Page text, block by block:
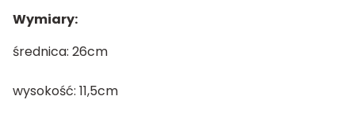
Wymiary:
średnica: 26cm
wysokość: 11,5cm